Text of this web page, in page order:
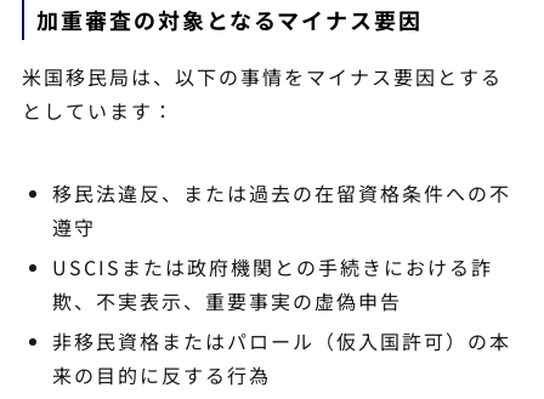
加重審査の対象となるマイナス要因
米国移民局は、以下の事情をマイナス要因とする
としています：
移民法違反、または過去の在留資格条件への不
遵守
USCISまたは政府機関との手続きにおける詐
欺、不実表示、重要事実の虚偽申告
非移民資格またはパロール（仮入国許可）の本
来の目的に反する行為